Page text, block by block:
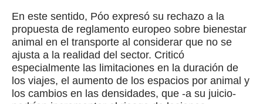
En este sentido, Póo expresó su rechazo a la
propuesta de reglamento europeo sobre bienestar
animal en el transporte al considerar que no se
ajusta a la realidad del sector. Criticó
especialmente las limitaciones en la duración de
los viajes, el aumento de los espacios por animal y
los cambios en las densidades, que -a su juicio-